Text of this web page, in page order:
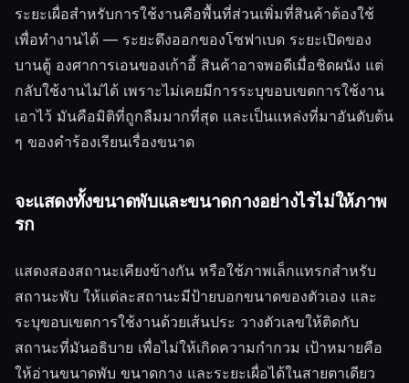
ระยะเผื่อสำหรับการใช้งานคือพื้นที่ส่วนเพิ่มที่สินค้าต้องใช้
เพื่อทำงานได้ — ระยะดึงออกของโซฟาเบด ระยะเปิดของ
บานตู้ องศาการเอนของเก้าอี้ สินค้าอาจพอดีเมื่อชิดผนัง แต่
กลับใช้งานไม่ได้ เพราะไม่เคยมีการระบุขอบเขตการใช้งาน
เอาไว้ มันคือมิติที่ถูกลืมมากที่สุด และเป็นแหล่งที่มาอันดับต้น
ๆ ของคำร้องเรียนเรื่องขนาด
จะแสดงทั้งขนาดพับและขนาดกางอย่างไรไม่ให้ภาพ
รก
แสดงสองสถานะเคียงข้างกัน หรือใช้ภาพเล็กแทรกสำหรับ
สถานะพับ ให้แต่ละสถานะมีป้ายบอกขนาดของตัวเอง และ
ระบุขอบเขตการใช้งานด้วยเส้นประ วางตัวเลขให้ติดกับ
สถานะที่มันอธิบาย เพื่อไม่ให้เกิดความกำกวม เป้าหมายคือ
ให้อ่านขนาดพับ ขนาดกาง และระยะเผื่อได้ในสายตาเดียว